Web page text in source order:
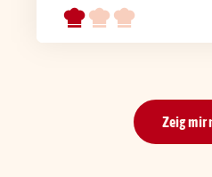
Zeig mir